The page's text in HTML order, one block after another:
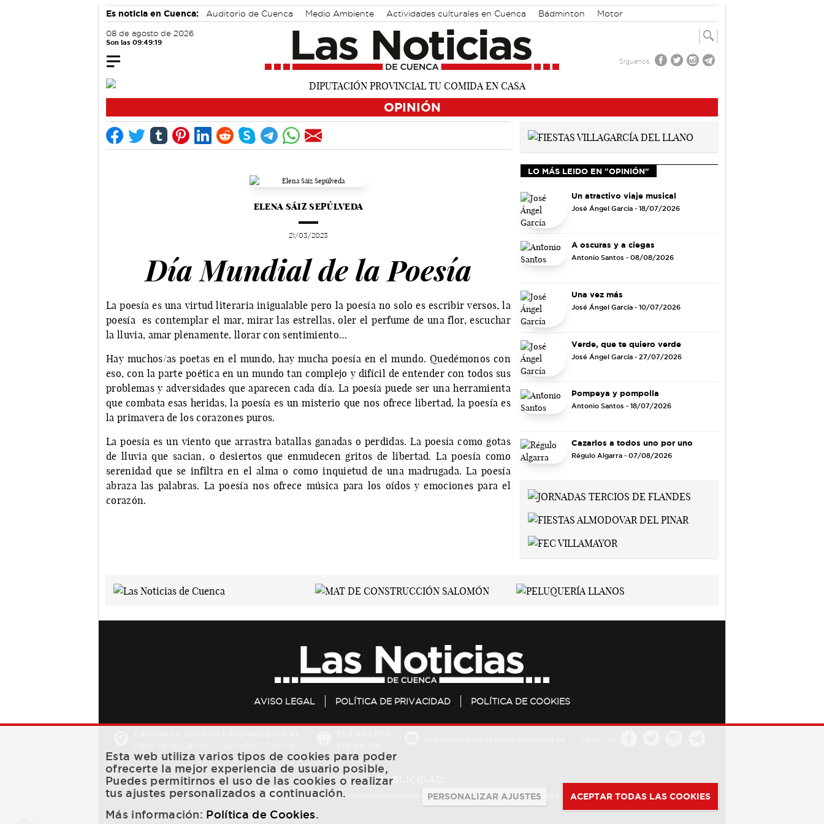
Es noticia en Cuenca: Auditorio de Cuenca Medio Ambiente Actividades culturales en Cuenca Bádminton
Motor
08 de agosto de 2026
Son las 09:49:19
Síguenos
OPINIÓN
ELENA SÁIZ SEPÚLVEDA
21/03/2023
Día Mundial de la Poesía
La poesía es una virtud literaria inigualable pero la poesía no solo es escribir versos, la
poesía es contemplar el mar, mirar las estrellas, oler el perfume de una flor, escuchar
la lluvia, amar plenamente, llorar con sentimiento…
Hay muchos/as poetas en el mundo, hay mucha poesía en el mundo. Quedémonos con
eso, con la parte poética en un mundo tan complejo y difícil de entender con todos sus
problemas y adversidades que aparecen cada día. La poesía puede ser una herramienta
que combata esas heridas, la poesía es un misterio que nos ofrece libertad, la poesía es
la primavera de los corazones puros.
La poesía es un viento que arrastra batallas ganadas o perdidas. La poesía como gotas
de lluvia que sacian, o desiertos que enmudecen gritos de libertad. La poesía como
serenidad que se infiltra en el alma o como inquietud de una madrugada. La poesía
abraza las palabras. La poesía nos ofrece música para los oídos y emociones para el
corazón.
LO MÁS LEIDO EN "OPINIÓN"
Un atractivo viaje musical
José Ángel García- 18/07/2026
A oscuras y a ciegas
Antonio Santos - 08/08/2026
Una vez más
José Ángel García- 10/07/2026
Verde, que te quiero verde
José Ángel García- 27/07/2026
Pompeya y pompolla
Antonio Santos - 18/07/2026
Cazarlos a todos uno por uno
Régulo Algarra- 07/08/2026
AVISO LEGAL POLÍTICA DE PRIVACIDAD POLÍTICA DE COOKIES
PUBLICIDAD:
publicidad@lasnoticiasdecuenca.es 684 126 573 / 670 726 392
Esta web utiliza varios tipos de cookies para poder
ofrecerte la mejor experiencia de usuario posible,
Puedes permitirnos el uso de las cookies o realizar
tus ajustes personalizados a continuación.
Más información: Política de Cookies.
PERSONALIZAR AJUSTES ACEPTAR TODAS LAS COOKIES